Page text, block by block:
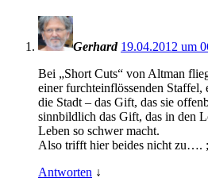
Gerhard 19.04.2012 um
Bei „Short Cuts“ von Altman
einer furchteinflössenden Staffel,
die Stadt – das Gift, das sie
sinnbildlich das Gift, das in den
Leben so schwer macht.
Also trifft hier beides nicht zu….
Antworten ↓